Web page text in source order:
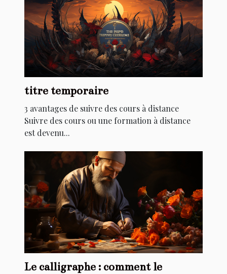
titre temporaire
3 avantages de suivre des cours à distance
Suivre des cours ou une formation à distance
est devenu...
Le calligraphe : comment le